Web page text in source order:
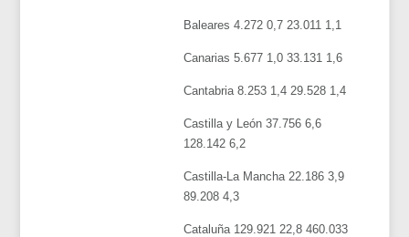
Baleares 4.272 0,7 23.011 1,1
Canarias 5.677 1,0 33.131 1,6
Cantabria 8.253 1,4 29.528 1,4
Castilla y León 37.756 6,6
128.142 6,2
Castilla-La Mancha 22.186 3,9
89.208 4,3
Cataluña 129.921 22,8 460.033